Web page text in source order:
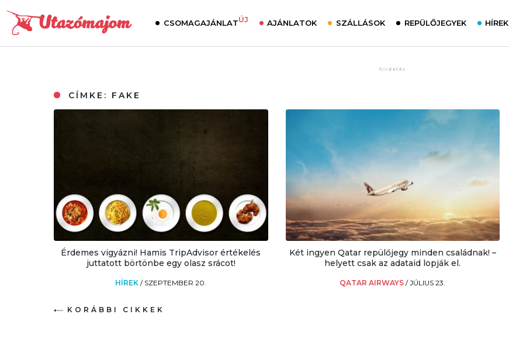
CSOMAGAJÁNLATÚJ AJÁNLATOK SZÁLLÁSOK REPÜLŐJEGYEK HÍREK
CÍMKE: FAKE
Érdemes vigyázni! Hamis TripAdvisor értékelés
juttatott börtönbe egy olasz srácot!
HÍREK/ SZEPTEMBER 20.
Két ingyen Qatar repülőjegy minden családnak! –
helyett csak az adataid lopják el.
QATAR AIRWAYS/JÚLIUS 23.
KORÁBBI CIKKEK